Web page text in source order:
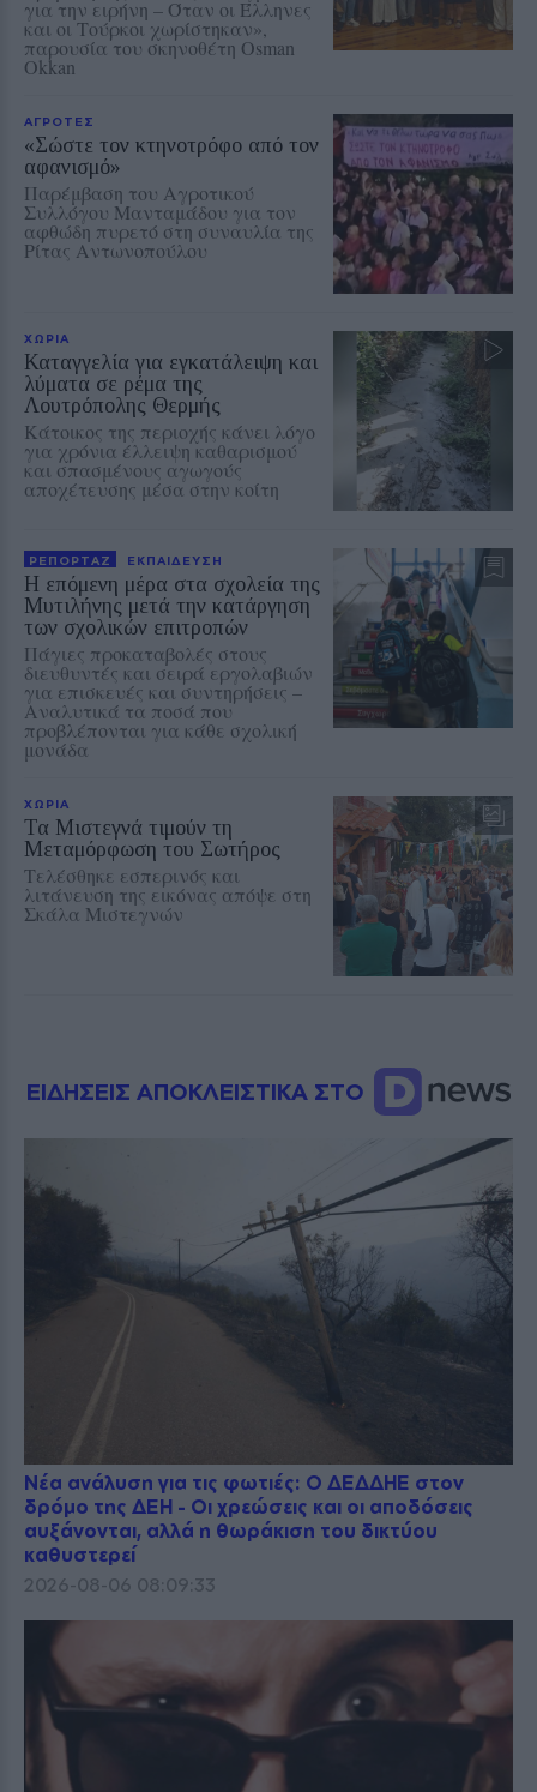
για την ειρήνη – Όταν οι Έλληνες
και οι Τούρκοι χωρίστηκαν»,
παρουσία του σκηνοθέτη Osman
Okkan
ΑΓΡΟΤΕΣ
«Σώστε τον κτηνοτρόφο από τον
αφανισμό»
Παρέμβαση του Αγροτικού
Συλλόγου Μανταμάδου για τον
αφθώδη πυρετό στη συναυλία της
Ρίτας Αντωνοπούλου
ΧΩΡΙΑ
Καταγγελία για εγκατάλειψη και
λύματα σε ρέμα της
Λουτρόπολης Θερμής
Κάτοικος της περιοχής κάνει λόγο
για χρόνια έλλειψη καθαρισμού
και σπασμένους αγωγούς
αποχέτευσης μέσα στην κοίτη
ΡΕΠΟΡΤΑΖ ΕΚΠΑΙΔΕΥΣΗ
Η επόμενη μέρα στα σχολεία της
Μυτιλήνης μετά την κατάργηση
των σχολικών επιτροπών
Πάγιες προκαταβολές στους
διευθυντές και σειρά εργολαβιών
για επισκευές και συντηρήσεις –
Αναλυτικά τα ποσά που
προβλέπονται για κάθε σχολική
μονάδα
ΧΩΡΙΑ
Τα Μιστεγνά τιμούν τη
Μεταμόρφωση του Σωτήρος
Τελέσθηκε εσπερινός και
λιτάνευση της εικόνας απόψε στη
Σκάλα Μιστεγνών
ΕΙΔΗΣΕΙΣ ΑΠΟΚΛΕΙΣΤΙΚΑ ΣΤΟ
Νέα ανάλυση για τις φωτιές: Ο ΔΕΔΔΗΕ στον
δρόμο της ΔΕΗ - Οι χρεώσεις και οι αποδόσεις
αυξάνονται, αλλά η θωράκιση του δικτύου
καθυστερεί
2026-08-06 08:09:33